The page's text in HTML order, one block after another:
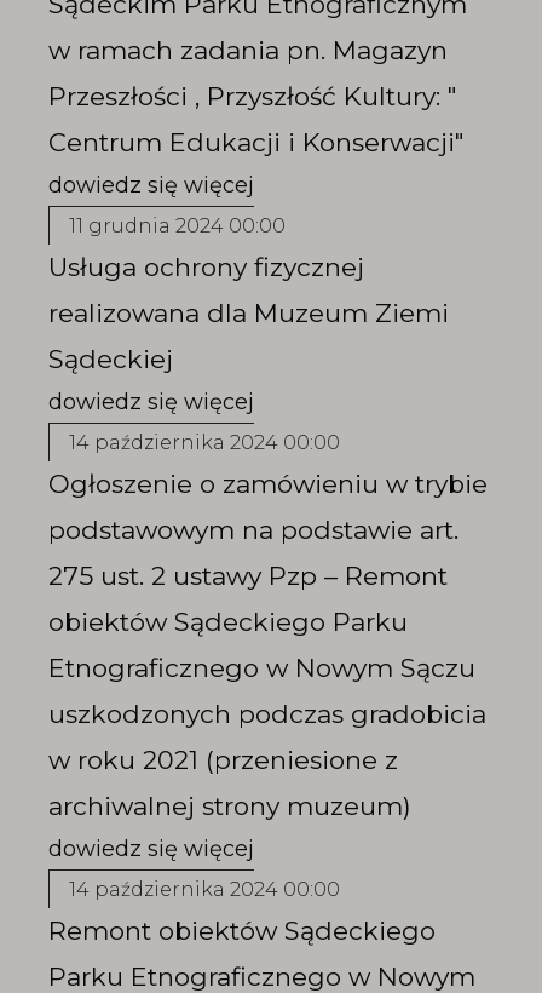
w ramach zadania pn. Magazyn
Przeszłości , Przyszłość Kultury: "
Centrum Edukacji i Konserwacji"
11 grudnia 2024 00:00
Usługa ochrony fizycznej
realizowana dla Muzeum Ziemi
Sądeckiej
14 października 2024 00:00
Ogłoszenie o zamówieniu w trybie
podstawowym na podstawie art.
275 ust. 2 ustawy Pzp – Remont
obiektów Sądeckiego Parku
Etnograficznego w Nowym Sączu
uszkodzonych podczas gradobicia
w roku 2021 (przeniesione z
archiwalnej strony muzeum)
14 października 2024 00:00
Remont obiektów Sądeckiego
Parku Etnograficznego w Nowym